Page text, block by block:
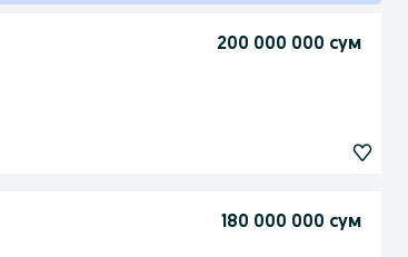
200 000 000 сум
180 000 000 сум